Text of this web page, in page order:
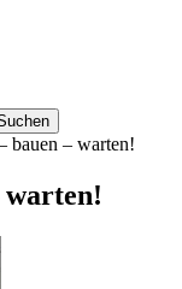
bauen – warten!
warten!